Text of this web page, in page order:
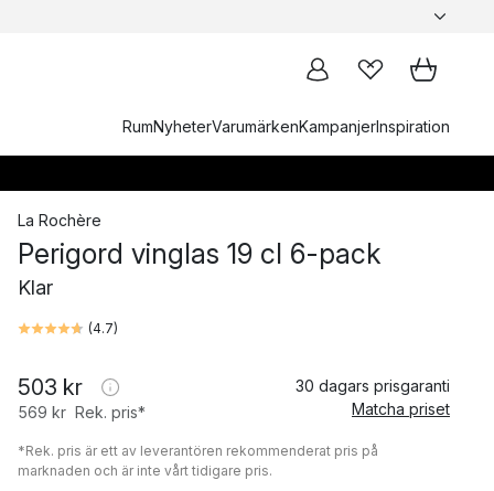
RumNyheterVarumärkenKampanjerInspiration
La Rochère
Perigord vinglas 19 cl 6-pack
Klar
(4.7)
503 kr
569 kr Rek. pris*
30 dagars prisgaranti
Matcha priset
*Rek. pris är ett av leverantören rekommenderat pris på
marknaden och är inte vårt tidigare pris.